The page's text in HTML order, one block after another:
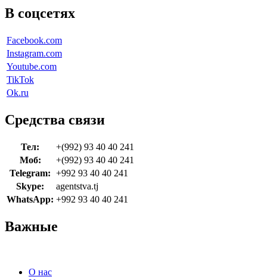
В соцсетях
Facebook.com
Instagram.com
Youtube.com
TikTok
Ok.ru
Средства связи
Тел:
+(992) 93 40 40 241
Моб:
+(992) 93 40 40 241
Telegram: +992 93 40 40 241
Skype:
agentstva.tj
WhatsApp: +992 93 40 40 241
Важные
О нас